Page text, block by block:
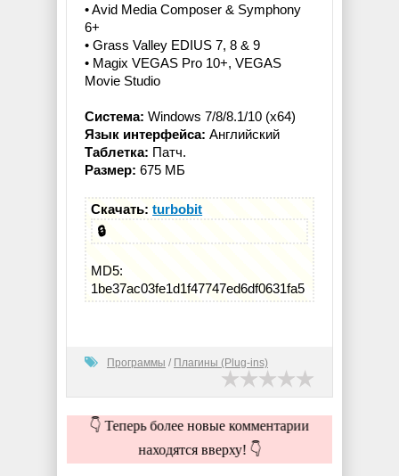
• Avid Media Composer & Symphony
6+
• Grass Valley EDIUS 7, 8 & 9
• Magix VEGAS Pro 10+, VEGAS
Movie Studio
Система: Windows 7/8/8.1/10 (x64)
Язык интерфейса: Английский
Таблетка: Патч.
Размер: 675 МБ
Скачать:turbobit
🔒
MD5:
1be37ac03fe1d1f47747ed6df0631fa5
Программы / Плагины (Plug-ins)
👇 Теперь более новые комментарии
находятся вверху! 👇